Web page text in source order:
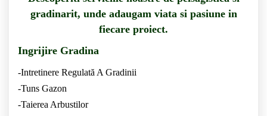
gradinarit, unde adaugam viata si pasiune in
fiecare proiect.
Ingrijire Gradina
-Intretinere Regulată A Gradinii
-Tuns Gazon
-Taierea Arbustilor